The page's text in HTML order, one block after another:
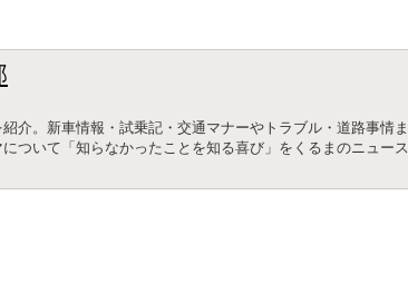
介。新車情報・試乗記・交通マナーやトラブル・道路事情ま
ついて「知らなかったことを知る喜び」をくるまのニュース